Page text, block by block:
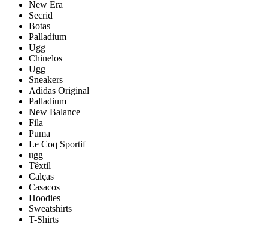
New Era
Secrid
Botas
Palladium
Ugg
Chinelos
Ugg
Sneakers
Adidas Original
Palladium
New Balance
Fila
Puma
Le Coq Sportif
ugg
Têxtil
Calças
Casacos
Hoodies
Sweatshirts
T-Shirts